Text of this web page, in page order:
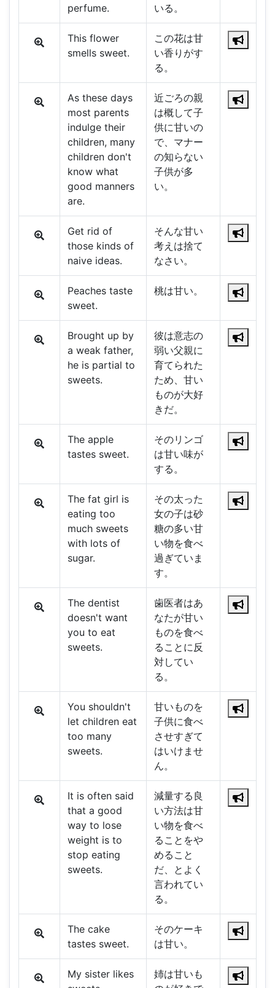
perfume. いる。
This flower
smells sweet.
この花は甘
い香りがす
る。
As these days
most parents
indulge their
children, many
children don't
know what
good manners
are.
近ごろの親
は概して子
供に甘いの
で、マナー
の知らない
子供が多
い。
Get rid of
those kinds of
naive ideas.
そんな甘い
考えは捨て
なさい。
Peaches taste
sweet.
桃は甘い。
Brought up by
a weak father,
he is partial to
sweets.
彼は意志の
弱い父親に
育てられた
ため、甘い
ものが大好
きだ。
The apple
tastes sweet.
そのリンゴ
は甘い味が
する。
The fat girl is
eating too
much sweets
with lots of
sugar.
その太った
女の子は砂
糖の多い甘
い物を食べ
過ぎていま
す。
The dentist
doesn't want
you to eat
sweets.
歯医者はあ
なたが甘い
ものを食べ
ることに反
対してい
る。
You shouldn't
let children eat
too many
sweets.
甘いものを
子供に食べ
させすぎて
はいけませ
ん。
It is often said
that a good
way to lose
weight is to
stop eating
sweets.
減量する良
い方法は甘
い物を食べ
ることをや
めること
だ、とよく
言われてい
る。
The cake
tastes sweet.
そのケーキ
は甘い。
My sister likes
姉は甘いも